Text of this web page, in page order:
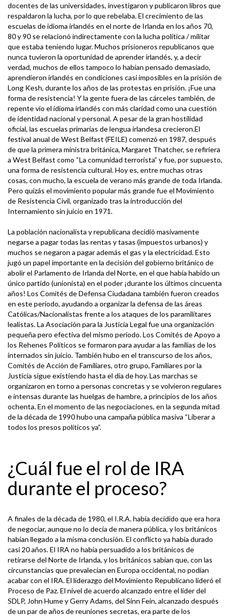
docentes de las universidades, investigaron y publicaron libros que
respaldaron la lucha, por lo que rebelaba. El crecimiento de las
escuelas de idioma irlandés en el norte de Irlanda en los años 70,
80 y 90 se relacionó indirectamente con la lucha política / militar
que estaba teniendo lugar. Muchos prisioneros republicanos que
nunca tuvieron la oportunidad de aprender irlandés, y, a decir
verdad, muchos de ellos tampoco lo habían pensado demasiado,
aprendieron irlandés en condiciones casi imposibles en la prisión de
Long Kesh, durante los años de las protestas en prisión. ¡Fue una
forma de resistencia! Y la gente fuera de las cárceles también, de
repente vio el idioma irlandés con más claridad como una cuestión
de identidad nacional y personal. A pesar de la gran hostilidad
oficial, las escuelas primarias de lengua irlandesa crecieron.El
festival anual de West Belfast (FEILE) comenzó en 1987, después
de que la primera ministra británica, Margaret Thatcher, se refiriera
a West Belfast como “La comunidad terrorista” y fue, por supuesto,
una forma de resistencia cultural. Hoy es, entre muchas otras
cosas, con mucho, la escuela de verano más grande de toda Irlanda.
Pero quizás el movimiento popular más grande fue el Movimiento
de Resistencia Civil, organizado tras la introducción del
Internamiento sin juicio en 1971.
La población nacionalista y republicana decidió masivamente
negarse a pagar todas las rentas y tasas (impuestos urbanos) y
muchos se negaron a pagar además el gas y la electricidad. Esto
jugó un papel importante en la decisión del gobierno británico de
abolir el Parlamento de Irlanda del Norte, en el que había habido un
único partido (unionista) en el poder ¡durante los últimos cincuenta
años! Los Comités de Defensa Ciudadana también fueron creados
en este período, ayudando a organizar la defensa de las áreas
Católicas/Nacionalistas frente a los ataques de los paramilitares
lealistas. La Asociación para la Justicia Legal fue una organización
pequeña pero efectiva del mismo período. Los Comités de Apoyo a
los Rehenes Políticos se formaron para ayudar a las familias de los
internados sin juicio. También hubo en el transcurso de los años,
Comités de Acción de Familiares, otro grupo, Familiares por la
Justicia sigue existiendo hasta el día de hoy. Las marchas se
organizaron en torno a personas concretas y se volvieron regulares
e intensas durante las huelgas de hambre, a principios de los años
ochenta. En el momento de las negociaciones, en la segunda mitad
de la década de 1990 hubo una campaña pública masiva “Liberar a
todos los presos políticos ya”.
¿Cuál fue el rol de IRA
durante el proceso?
A finales de la década de 1980, el I.R.A. había decidido que era hora
de negociar, aunque no lo decía de manera pública, y los británicos
habían llegado a la misma conclusión. El conflicto ya había durado
casi 20 años. El IRA no había persuadido a los británicos de
retirarse del Norte de Irlanda, y los británicos sabían que, con las
circunstancias que prevalecían en Europa occidental, no podían
acabar con el IRA. El liderazgo del Movimiento Republicano lideró el
Proceso de Paz. El nivel de acuerdo alcanzado entre el líder del
SDLP, John Hume y Gerry Adams, del Sinn Fein, alcanzado después
de un par de años de reuniones secretas, era parte de los